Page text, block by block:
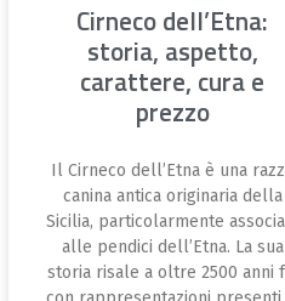
Cirneco dell’Etna:
storia, aspetto,
carattere, cura e
prezzo
Il Cirneco dell’Etna è una
canina antica originaria della
Sicilia, particolarmente
alle pendici dell’Etna. La sua
storia risale a oltre 2500 anni